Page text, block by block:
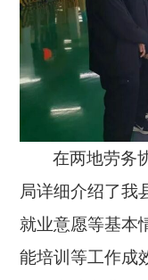
在两地劳务
局详细介绍了我
就业意愿等基本
能培训等工作成